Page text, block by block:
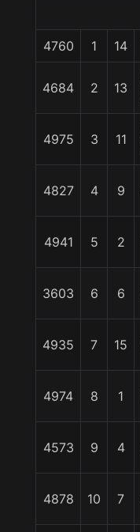
4760 1 14
4684 2 13
4975 3 11
4827 4 9
4941 5 2
3603 6 6
4935 7 15
4974 8 1
4573 9 4
4878 10 7